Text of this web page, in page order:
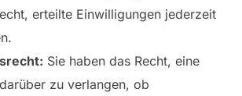
erteilte Einwilligungen jederzeit
Sie haben das Recht, eine
zu verlangen, ob